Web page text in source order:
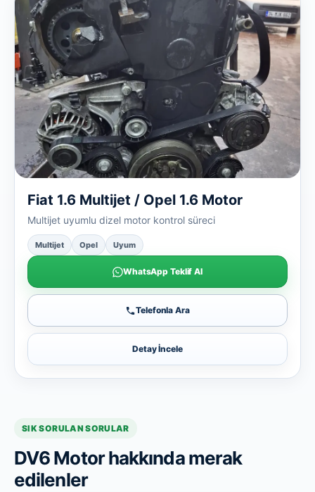
Fiat 1.6 Multijet / Opel 1.6 Motor
Multijet uyumlu dizel motor kontrol süreci
Multijet Opel Uyum
WhatsApp Teklif Al
Telefonla Ara
Detay İncele
SIK SORULAN SORULAR
DV6 Motor hakkında merak
edilenler